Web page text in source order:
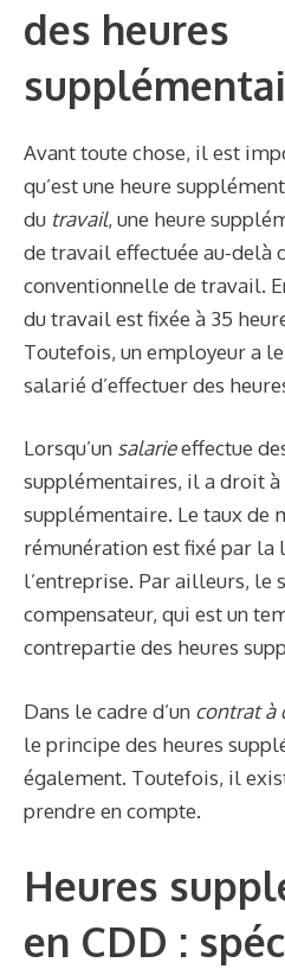
des heures
Avant toute chose, il est
qu’est une heure
du travail, une heure
de travail effectuée au-delà
conventionnelle de travail.
du travail est fixée à 35
Toutefois, un employeur a
salarié d’effectuer des
Lorsqu’un salarieeffectue
supplémentaires, il a droit
supplémentaire. Le taux de
rémunération est fixé par la
l’entreprise. Par ailleurs, le
compensateur, qui est un
contrepartie des heures
Dans le cadre d’un contrat à
le principe des heures
également. Toutefois, il
prendre en compte.
Heures
en CDD :